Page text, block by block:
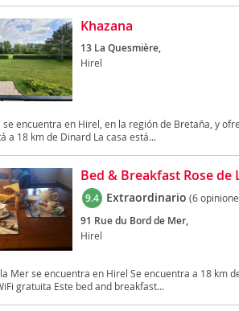
Khazana
13 La Quesmière,
Hirel
se encuentra en Hirel, en la región de Bretaña, y
a 18 km de Dinard La casa está...
Bed & Breakfast Rose de
9.4 Extraordinario (6
91 Rue du Bord de Mer,
Hirel
la Mer se encuentra en Hirel Se encuentra a 18 km
gratuita Este bed and breakfast...